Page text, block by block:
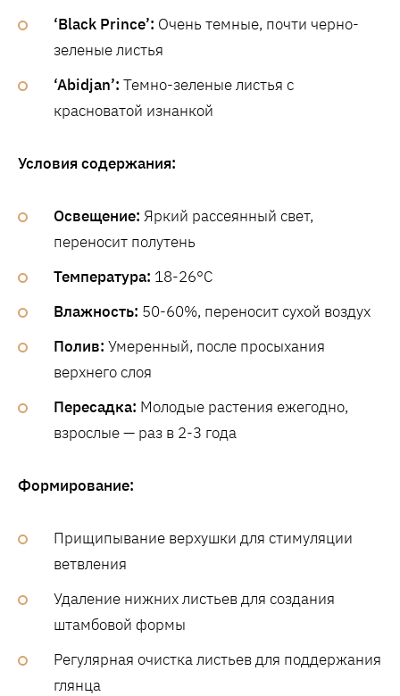
‘Black Prince’: Очень темные, почти черно-
зеленые листья
‘Abidjan’: Темно-зеленые листья с
красноватой изнанкой
Условия содержания:
Освещение: Яркий рассеянный свет,
переносит полутень
Температура: 18-26°C
Влажность: 50-60%, переносит сухой воздух
Полив: Умеренный, после просыхания
верхнего слоя
Пересадка: Молодые растения ежегодно,
взрослые — раз в 2-3 года
Формирование:
Прищипывание верхушки для стимуляции
ветвления
Удаление нижних листьев для создания
штамбовой формы
Регулярная очистка листьев для поддержания
глянца